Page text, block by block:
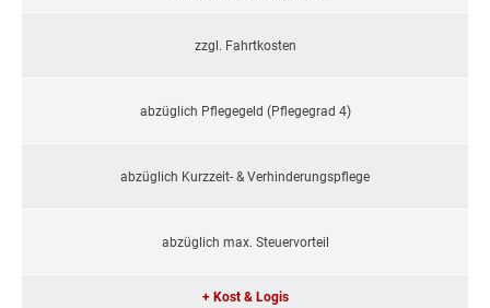
zzgl. Fahrtkosten
abzüglich Pflegegeld (Pflegegrad 4)
abzüglich Kurzzeit- & Verhinderungspflege
abzüglich max. Steuervorteil
+ Kost & Logis